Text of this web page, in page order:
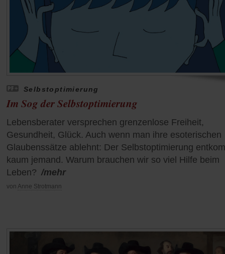
Selbstoptimierung
Im Sog der Selbstoptimierung
Lebensberater versprechen grenzenlose Freiheit,
Gesundheit, Glück. Auch wenn man ihre esoterischen
Glaubenssätze ablehnt: Der Selbstoptimierung
kaum jemand. Warum brauchen wir so viel Hilfe beim
Leben? /mehr
von Anne Strotmann